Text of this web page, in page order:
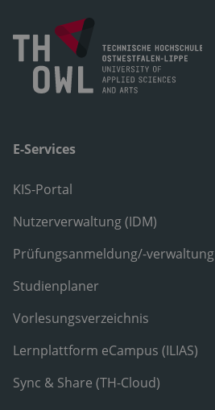
E-Services
KIS-Portal
Nutzerverwaltung (IDM)
Prüfungsanmeldung/-verwaltung
Studienplaner
Vorlesungsverzeichnis
Lernplattform eCampus (ILIAS)
Sync & Share (TH-Cloud)